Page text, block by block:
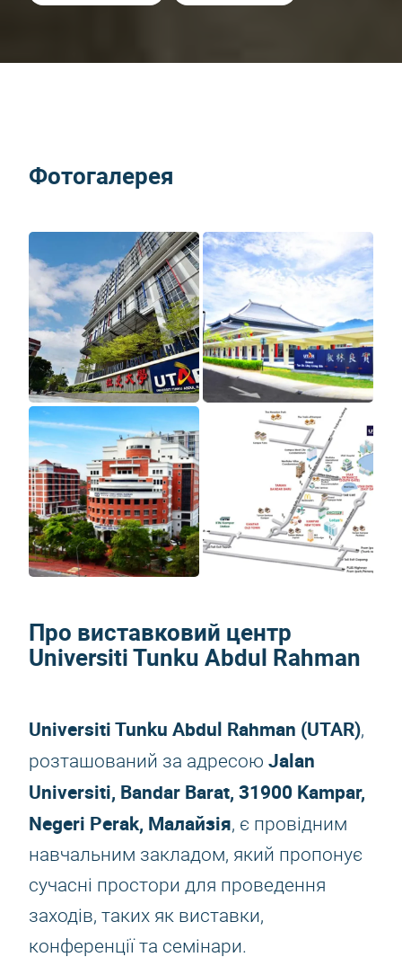
Фотогалерея
Про виставковий центр
Universiti Tunku Abdul Rahman
Universiti Tunku Abdul Rahman (UTAR),
розташований за адресою Jalan
Universiti, Bandar Barat, 31900 Kampar,
Negeri Perak, Малайзія, є провідним
навчальним закладом, який пропонує
сучасні простори для проведення
заходів, таких як виставки,
конференції та семінари.